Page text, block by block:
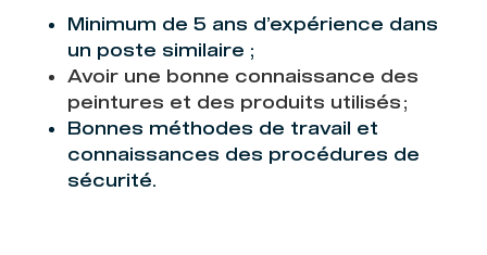
Minimum de 5 ans d’expérience dans
un poste similaire ;
Avoir une bonne connaissance des
peintures et des produits utilisés ;
Bonnes méthodes de travail et
connaissances des procédures de
sécurité.